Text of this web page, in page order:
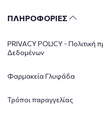
ΠΛΗΡΟΦΟΡΙΕΣ
PRIVACY POLICY -
Δεδομένων
Φαρμακεία Γλυφάδα
Τρόποι παραγγελίας